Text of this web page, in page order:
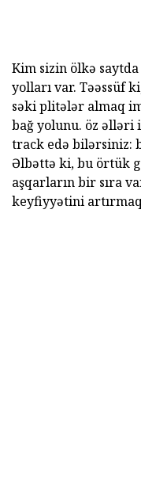
Kim sizin ölkə
yolları var. Təəssüf
səki plitələr almaq
bağ yolunu. öz əlləri
track edə bilərsiniz:
Əlbəttə ki, bu örtük
aşqarların bir sıra
keyfiyyətini